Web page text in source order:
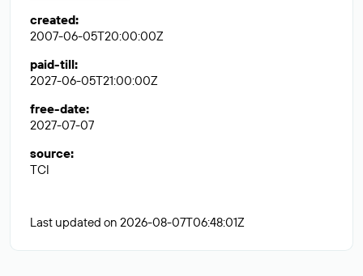
created:
2007-06-05T20:00:00Z
paid-till:
2027-06-05T21:00:00Z
free-date:
2027-07-07
source:
TCI
Last updated on 2026-08-07T06:48:01Z